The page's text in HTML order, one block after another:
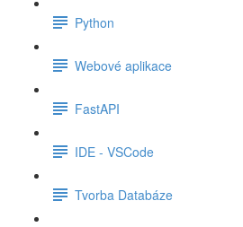
Python
Webové aplikace
FastAPI
IDE - VSCode
Tvorba Databáze